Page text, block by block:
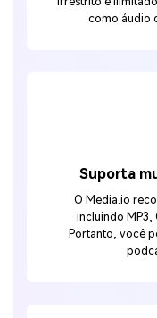
como áudio
Suporta
O Media.io
incluindo MP3,
Portanto, você